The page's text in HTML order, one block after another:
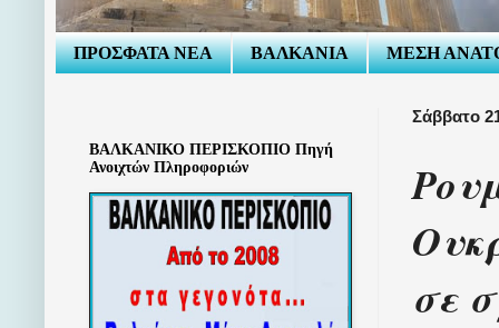
ΠΡΟΣΦΑΤΑ ΝΕΑ ΒΑΛΚΑΝΙΑ ΜΕΣΗ
Σάββατο
σε
ΒΑΛΚΑΝΙΚΟ ΠΕΡΙΣΚΟΠΙΟ Πηγή
Ανοιχτών Πληροφοριών